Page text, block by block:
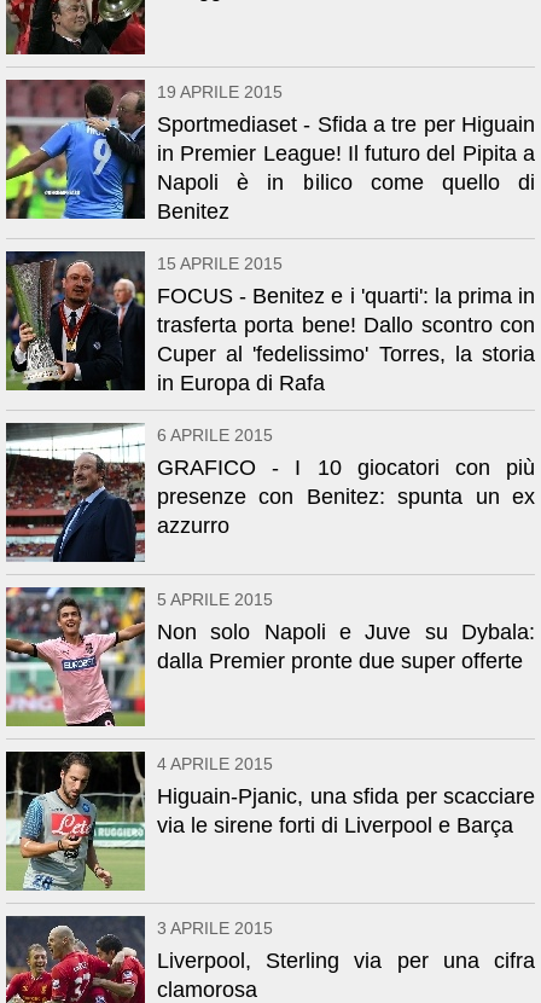
19 APRILE 2015
Sportmediaset - Sfida a tre per Higuain
in Premier League! Il futuro del Pipita a
Napoli è in bilico come quello di
Benitez
15 APRILE 2015
FOCUS - Benitez e i 'quarti': la prima in
trasferta porta bene! Dallo scontro con
Cuper al 'fedelissimo' Torres, la storia
in Europa di Rafa
6 APRILE 2015
GRAFICO - I 10 giocatori con più
presenze con Benitez: spunta un ex
azzurro
5 APRILE 2015
Non solo Napoli e Juve su Dybala:
dalla Premier pronte due super offerte
4 APRILE 2015
Higuain-Pjanic, una sfida per scacciare
via le sirene forti di Liverpool e Barça
3 APRILE 2015
Liverpool, Sterling via per una cifra
clamorosa